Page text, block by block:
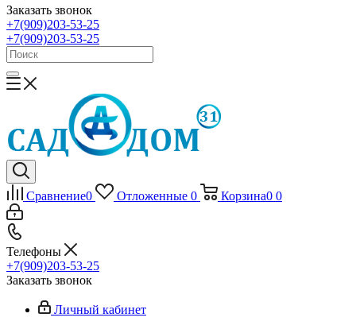
Заказать звонок
+7(909)203-53-25
+7(909)203-53-25
Сравнение0 Отложенные 0 Корзина0 0
Телефоны
+7(909)203-53-25
Заказать звонок
Личный кабинет